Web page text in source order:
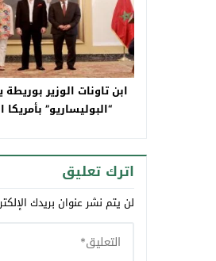
ابن تاونات الوزير
“البوليساريو” بأمريكا
اترك تعليق
لن يتم نشر عنوان بريدك